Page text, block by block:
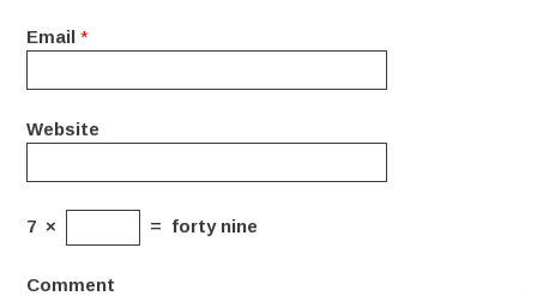
Email *
Website
7 × = forty nine
Comment